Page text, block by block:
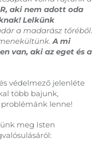
aki nem adott oda
Lelkünk
a madarász tőréből.
A mi
van, aki az eget és a
védelmező jelenléte
több bajunk,
lenne!
meg Isten